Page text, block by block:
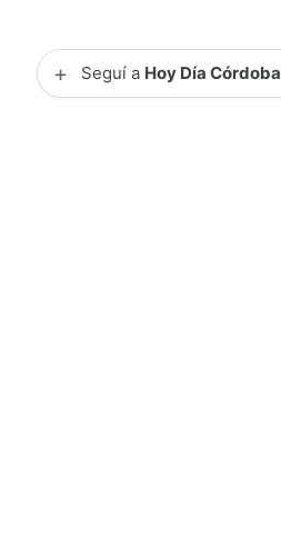
+ Seguí a Hoy Día Córdoba